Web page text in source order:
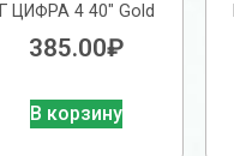
Г ЦИФРА 4 40″ Gold
385.00₽
В корзину